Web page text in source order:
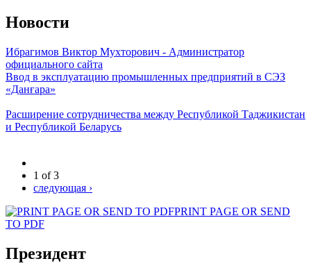
Новости
Ибрагимов Виктор Мухторович - Администратор
официального сайта
Ввод в эксплуатацию промышленных предприятий в СЭЗ
«Данғара»
Расширение сотрудничества между Республикой Таджикистан
и Республикой Беларусь
1 of 3
следующая ›
PRINT PAGE OR SEND
TO PDF
Президент